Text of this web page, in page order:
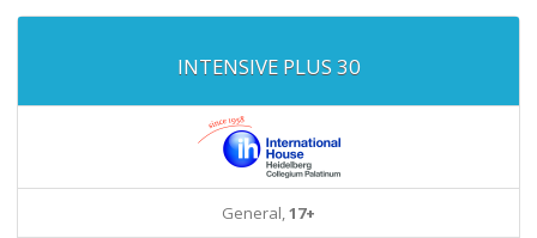
INTENSIVE PLUS 30
General,17+